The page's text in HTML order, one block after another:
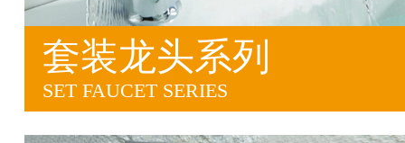
套装龙头系列
SET FAUCET SERIES